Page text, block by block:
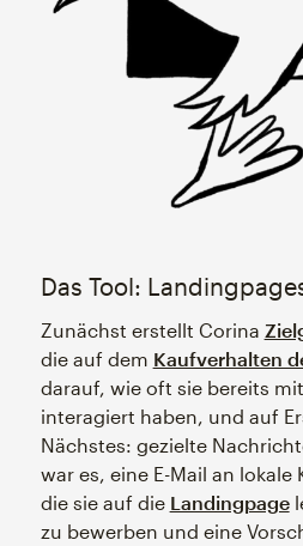
Das Tool:
Zunächst erstellt Corina
die auf dem Kaufverhalten
darauf, wie oft sie bereits
interagiert haben, und auf
Nächstes: gezielte
war es, eine E-Mail an lokale
die sie auf die Landingpage
zu bewerben und eine